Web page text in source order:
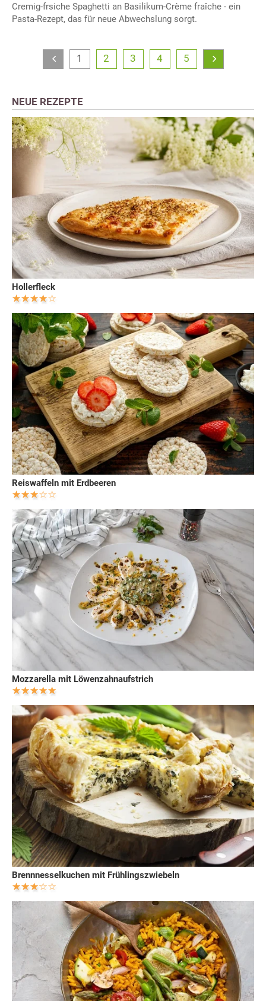
Cremig-frsiche Spaghetti an Basilikum-Crème fraîche - ein
Pasta-Rezept, das für neue Abwechslung sorgt.
1 2 3 4 5
NEUE REZEPTE
Hollerfleck
Reiswaffeln mit Erdbeeren
Mozzarella mit Löwenzahnaufstrich
Brennnesselkuchen mit Frühlingszwiebeln